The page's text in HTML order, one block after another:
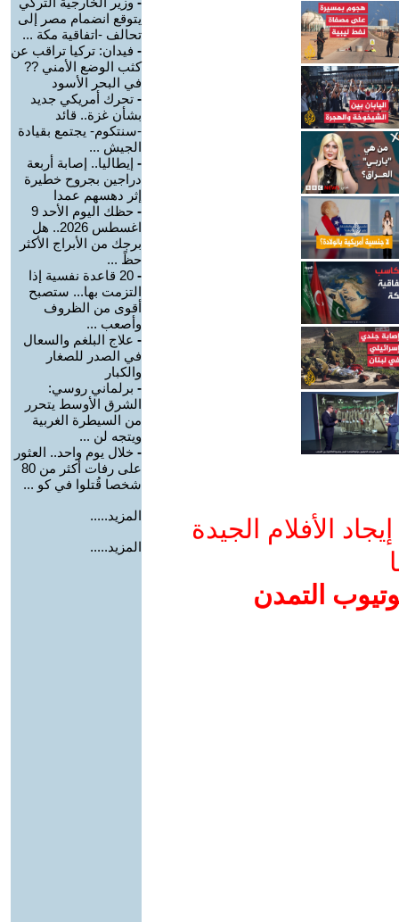
الأفلام الجيدة
التمدن
يتوقع انضمام مصر إلى
تحالف -اتفاقية مكة ...
- فيدان: تركيا تراقب عن
كثب الوضع الأمني ??
في البحر الأسود
- تحرك أمريكي جديد
بشأن غزة.. قائد
-سنتكوم- يجتمع بقيادة
الجيش ...
- إيطاليا.. إصابة أربعة
دراجين بجروح خطيرة
إثر دهسهم عمدا
-
حظك اليوم الأحد 9
اغسطس 2026.. هل
برجك من الأبراج الأكثر
حظً ...
-
20 قاعدة نفسية إذا
التزمت بها... ستصبح
أقوى من الظروف
وأصعب ...
- علاج البلغم والسعال
في الصدر للصغار
والكبار
- برلماني روسي:
الشرق الأوسط يتحرر
من السيطرة الغربية
ويتجه لن ...
- خلال يوم واحد.. العثور
على رفات أكثر من 80
شخصا قُتلوا في كو ...
المزيد.....
المزيد.....